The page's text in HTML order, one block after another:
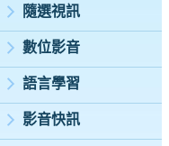
隨選視訊
數位影音
語言學習
影音快訊